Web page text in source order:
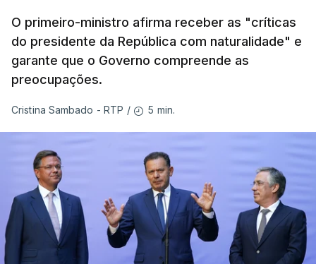
O primeiro-ministro afirma receber as "críticas
do presidente da República com naturalidade" e
garante que o Governo compreende as
preocupações.
Cristina Sambado - RTP / 5 min.